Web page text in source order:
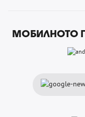
МОБИЛНОТО